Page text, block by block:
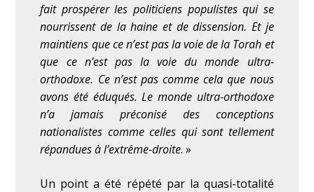
fait prospérer les politiciens populistes qui se
nourrissent de la haine et de dissension. Et je
maintiens que ce n’est pas la voie de la Torah et
que ce n’est pas la voie du monde ultra-
orthodoxe. Ce n’est pas comme cela que nous
avons été éduqués. Le monde ultra-orthodoxe
n’a jamais préconisé des conceptions
nationalistes comme celles qui sont tellement
répandues à l’extrême-droite. »
Un point a été répété par la quasi-totalité